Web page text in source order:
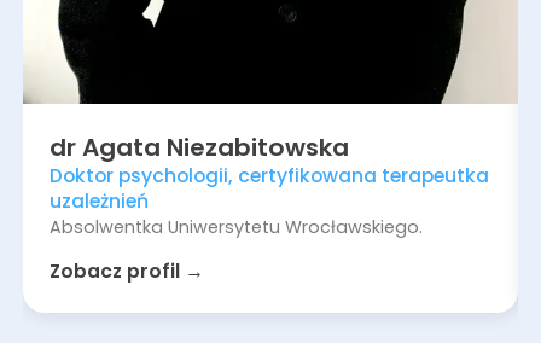
drAgata Niezabitowska
Doktor psychologii, certyfikowana terapeutka
uzależnień
Absolwentka Uniwersytetu Wrocławskiego.
Zobacz profil →